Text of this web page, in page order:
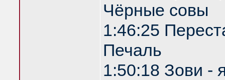
Чёрные совы
1:46:25
Печаль
1:50:18 Зови -